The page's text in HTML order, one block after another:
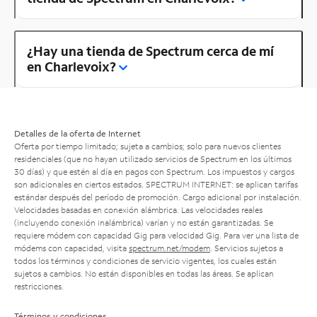
¿Hay una tienda de Spectrum cerca de mí
en Charlevoix?
Detalles de la oferta de Internet
Oferta por tiempo limitado; sujeta a cambios; solo para nuevos clientes
residenciales (que no hayan utilizado servicios de Spectrum en los últimos
30 días) y que estén al día en pagos con Spectrum. Los impuestos y cargos
son adicionales en ciertos estados. SPECTRUM INTERNET: se aplican tarifas
estándar después del período de promoción. Cargo adicional por instalación.
Velocidades basadas en conexión alámbrica. Las velocidades reales
(incluyendo conexión inalámbrica) varían y no están garantizadas. Se
requiere módem con capacidad Gig para velocidad Gig. Para ver una lista de
módems con capacidad, visita spectrum.net/modem . Servicios sujetos a
todos los términos y condiciones de servicio vigentes, los cuales están
sujetos a cambios. No están disponibles en todas las áreas. Se aplican
restricciones.